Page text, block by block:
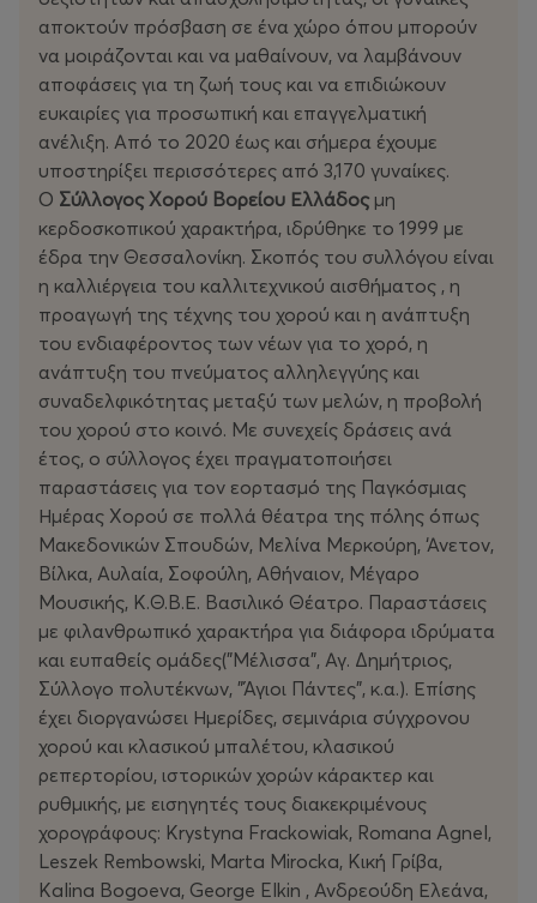
αποκτούν πρόσβαση σε ένα χώρο όπου μπορούν
να μοιράζονται και να μαθαίνουν, να λαμβάνουν
αποφάσεις για τη ζωή τους και να επιδιώκουν
ευκαιρίες για προσωπική και επαγγελματική
ανέλιξη. Από το 2020 έως και σήμερα έχουμε
υποστηρίξει περισσότερες από 3,170 γυναίκες.
Ο Σύλλογος Χορού Βορείου Ελλάδος μη
κερδοσκοπικού χαρακτήρα, ιδρύθηκε το 1999 με
έδρα την Θεσσαλονίκη. Σκοπός του συλλόγου είναι
η καλλιέργεια του καλλιτεχνικού αισθήματος , η
προαγωγή της τέχνης του χορού και η ανάπτυξη
του ενδιαφέροντος των νέων για το χορό, η
ανάπτυξη του πνεύματος αλληλεγγύης και
συναδελφικότητας μεταξύ των μελών, η προβολή
του χορού στο κοινό. Με συνεχείς δράσεις ανά
έτος, ο σύλλογος έχει πραγματοποιήσει
παραστάσεις για τον εορτασμό της Παγκόσμιας
Ημέρας Χορού σε πολλά θέατρα της πόλης όπως
Μακεδονικών Σπουδών, Μελίνα Μερκούρη, ‘Ανετον,
Βίλκα, Αυλαία, Σοφούλη, Αθήναιον, Μέγαρο
Μουσικής, Κ.Θ.Β.Ε. Βασιλικό Θέατρο. Παραστάσεις
με φιλανθρωπικό χαρακτήρα για διάφορα ιδρύματα
και ευπαθείς ομάδες("Μέλισσα", Αγ. Δημήτριος,
Σύλλογο πολυτέκνων, "Άγιοι Πάντες", κ.α.). Επίσης
έχει διοργανώσει Ημερίδες, σεμινάρια σύγχρονου
χορού και κλασικού μπαλέτου, κλασικού
ρεπερτορίου, ιστορικών χορών κάρακτερ και
ρυθμικής, με εισηγητές τους διακεκριμένους
χορογράφους: Krystyna Frackowiak, Romana Agnel,
Leszek Rembowski, Marta Mirocka, Κική Γρίβα,
Kalina Bogoeva, George Elkin , Ανδρεούδη Ελεάνα,